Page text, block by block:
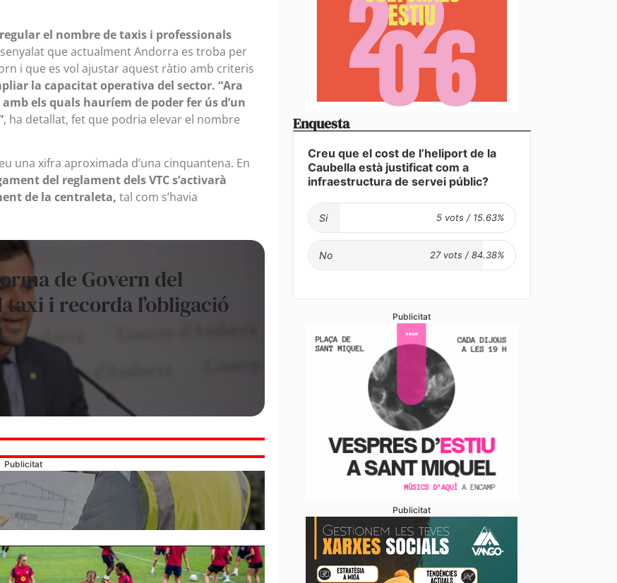
el nombre de taxis i professionals
que actualment Andorra es troba per
i que es vol ajustar aquest ràtio amb criteris
la capacitat operativa del sector. “Ara
els quals hauríem de poder fer ús d’un
, ha detallat, fet que podria elevar el nombre
una xifra aproximada d’una cinquantena. En
del reglament dels VTC s’activarà
de la centraleta, tal com s’havia
de Govern del
i recorda l’obligació
Publicitat
Enquesta
Creu que el cost de l’heliport de la
Caubella està justificat com a
infraestructura de servei públic?
Si
No
Publicitat
Publicitat